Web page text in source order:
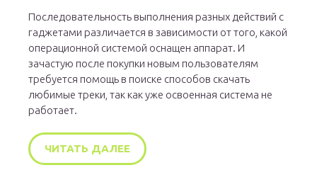
Последовательность выполнения разных действий с
гаджетами различается в зависимости от того, какой
операционной системой оснащен аппарат. И
зачастую после покупки новым пользователям
требуется помощь в поиске способов скачать
любимые треки, так как уже освоенная система не
работает.
ЧИТАТЬ ДАЛЕЕ